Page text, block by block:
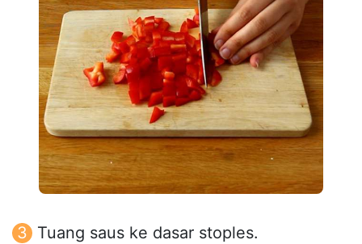
Tuang saus ke dasar stoples.